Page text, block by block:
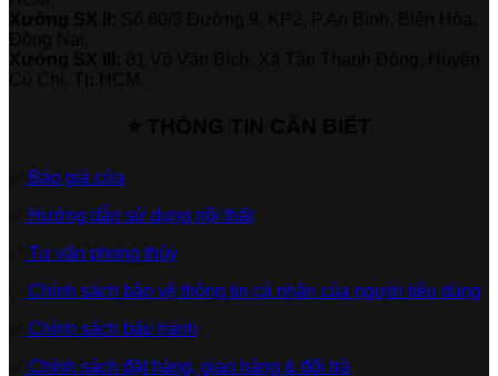
Báo giá cửa
Hướng dẫn sử dụng nội thất
Tư vấn phong thủy
Chính sách bảo vệ thông tin cá nhân của người tiêu dùng
Chính sách bảo hành
Chính sách đặt hàng, giao hàng & đổi trả